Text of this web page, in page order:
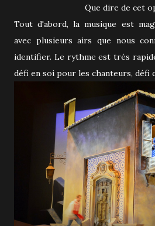
Que dire de cet
Tout d'abord, la musique est
avec plusieurs airs que nous
identifier. Le rythme est très
défi en soi pour les chanteurs, défi